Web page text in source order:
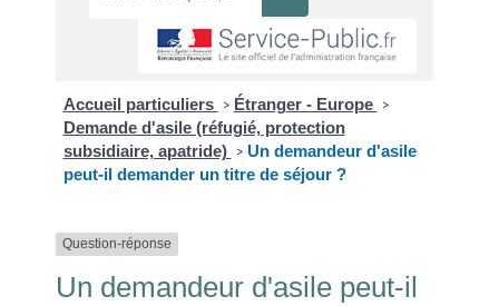
Accueil particuliers > Étranger - Europe >
Demande d'asile (réfugié, protection
subsidiaire, apatride) > Un demandeur d'asile
peut-il demander un titre de séjour ?
Question-réponse
Un demandeur d'asile peut-il